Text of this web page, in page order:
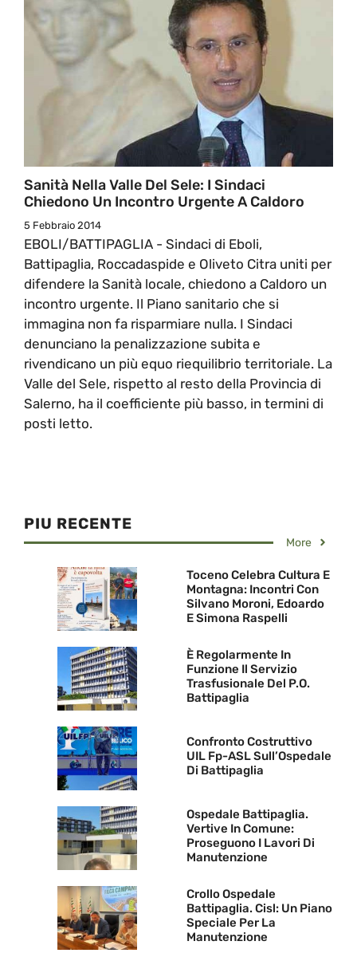
Sanità Nella Valle Del Sele: I Sindaci
Chiedono Un Incontro Urgente A Caldoro
5 Febbraio 2014
EBOLI/BATTIPAGLIA - Sindaci di Eboli,
Battipaglia, Roccadaspide e Oliveto Citra uniti per
difendere la Sanità locale, chiedono a Caldoro un
incontro urgente. Il Piano sanitario che si
immagina non fa risparmiare nulla. I Sindaci
denunciano la penalizzazione subita e
rivendicano un più equo riequilibrio territoriale. La
Valle del Sele, rispetto al resto della Provincia di
Salerno, ha il coefficiente più basso, in termini di
posti letto.
PIU RECENTE
More
Toceno Celebra Cultura E
Montagna: Incontri Con
Silvano Moroni, Edoardo
E Simona Raspelli
È Regolarmente In
Funzione Il Servizio
Trasfusionale Del P.O.
Battipaglia
Confronto Costruttivo
UIL Fp-ASL Sull’Ospedale
Di Battipaglia
Ospedale Battipaglia.
Vertive In Comune:
Proseguono I Lavori Di
Manutenzione
Crollo Ospedale
Battipaglia. Cisl: Un Piano
Speciale Per La
Manutenzione